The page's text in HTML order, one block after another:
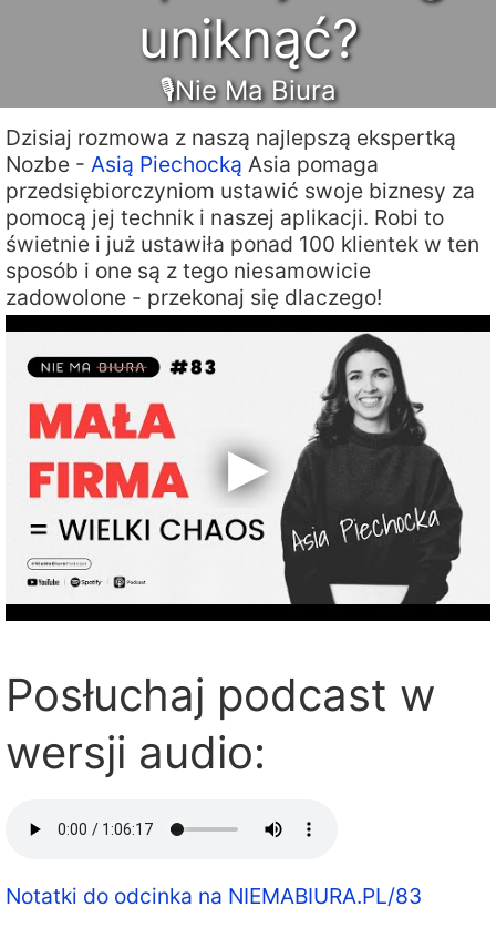
uniknąć?
🎙Nie Ma Biura
Dzisiaj rozmowa z naszą najlepszą ekspertką
Nozbe - Asią Piechocką Asia pomaga
przedsiębiorczyniom ustawić swoje biznesy za
pomocą jej technik i naszej aplikacji. Robi to
świetnie i już ustawiła ponad 100 klientek w ten
sposób i one są z tego niesamowicie
zadowolone - przekonaj się dlaczego!
Posłuchaj podcast w
wersji audio:
Notatki do odcinka na NIEMABIURA.PL/83